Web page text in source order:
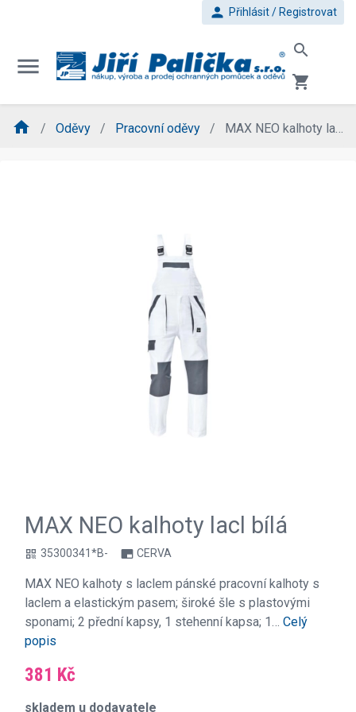
person Přihlásit / Registrovat
menu
search
shopping_cart
home Oděvy Pracovní oděvy MAX NEO kalhoty lacl bílá
MAX NEO kalhoty lacl bílá
qr_code 35300341*B- branding_watermark CERVA
MAX NEO kalhoty s laclem pánské pracovní kalhoty s
laclem a elastickým pasem; široké šle s plastovými
sponami; 2 přední kapsy, 1 stehenní kapsa; 1… Celý
popis
381 Kč
skladem u dodavatele